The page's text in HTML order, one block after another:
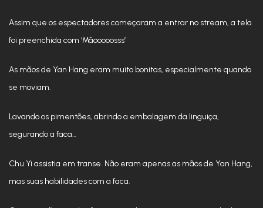
Assim que os espectadores começaram a entrar no stream, a tela
foi preenchida com ‘Mãooooosss’
As mãos de Yan Hang eram muito bonitas, especialmente quando
se moviam.
Lavando os pimentões, abrindo a embalagem da linguiça,
segurando a faca…
Chu Yi assistia em transe. Não eram apenas as mãos de Yan Hang,
mas suas habilidades com a faca.